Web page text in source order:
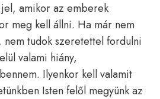
amikor az emberek
meg kell állni. Ha már nem
tudok szeretettel fordulni
valami hiány,
Ilyenkor kell valamit
Isten felől megyünk az